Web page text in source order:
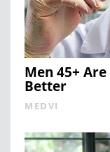
Men 45+
Better
MEDVI